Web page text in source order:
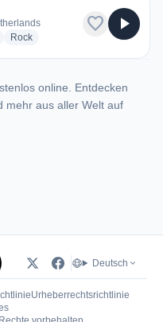
stations
Rockradio stations
favorite play_arrow
online. Entdecken
mehr aus aller Welt auf
Deutsch
Urheberrechtsrichtlinie
(öffnet in neuem Tab)